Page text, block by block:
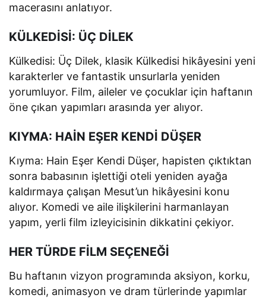
macerasını anlatıyor.
KÜLKEDİSİ: ÜÇ DİLEK
Külkedisi: Üç Dilek, klasik Külkedisi hikâyesini yeni
karakterler ve fantastik unsurlarla yeniden
yorumluyor. Film, aileler ve çocuklar için haftanın
öne çıkan yapımları arasında yer alıyor.
KIYMA: HAİN EŞER KENDİ DÜŞER
Kıyma: Hain Eşer Kendi Düşer, hapisten çıktıktan
sonra babasının işlettiği oteli yeniden ayağa
kaldırmaya çalışan Mesut’un hikâyesini konu
alıyor. Komedi ve aile ilişkilerini harmanlayan
yapım, yerli film izleyicisinin dikkatini çekiyor.
HER TÜRDE FİLM SEÇENEĞİ
Bu haftanın vizyon programında aksiyon, korku,
komedi, animasyon ve dram türlerinde yapımlar